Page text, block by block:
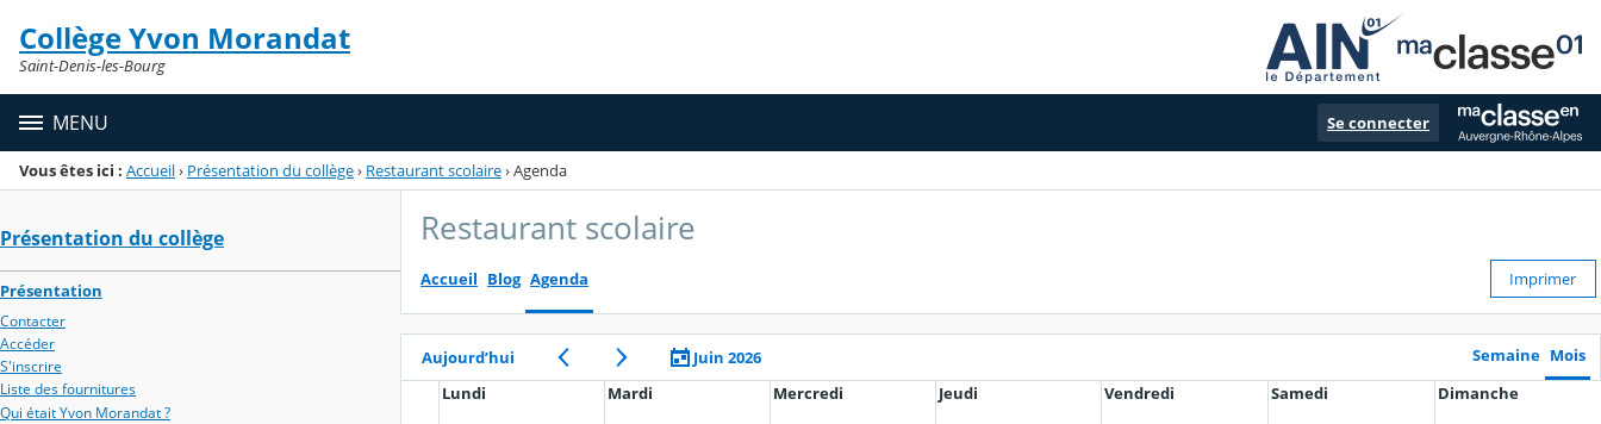
Menu de la rubrique
Contenu
Collège Yvon Morandat
Saint-Denis-les-Bourg
MENU Se connecter
Vous êtes ici : Accueil› Présentation du collège› Restaurant scolaire›Agenda
Présentation du collège
Présentation
Contacter
Accéder
S'inscrire
Liste des fournitures
Qui était Yvon Morandat ?
Restaurant scolaire
Accueil Blog Agenda Imprimer
Aujourd’hui Juin 2026 Semaine Mois
Lundi
Mardi Mercredi Jeudi Vendredi Samedi Dimanche